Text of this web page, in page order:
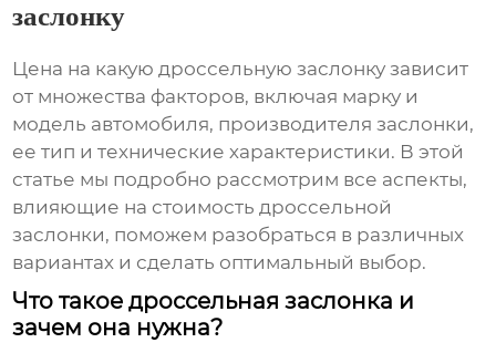
заслонку
Цена на какую дроссельную заслонку зависит
от множества факторов, включая марку и
модель автомобиля, производителя заслонки,
ее тип и технические характеристики. В этой
статье мы подробно рассмотрим все аспекты,
влияющие на стоимость дроссельной
заслонки, поможем разобраться в различных
вариантах и сделать оптимальный выбор.
Что такое дроссельная заслонка и
зачем она нужна?